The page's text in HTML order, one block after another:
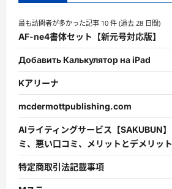
最も訪問者が多かった記事 10 件 (過去 28 日間)
AF-ne4書体セット【新元号対応版】
Добавить Калькулятор на iPad
Kアリーナ
mcdermottpublishing.com
AIライティングサービス【SAKUBUN
ミ、悪い口コミ、メリットとデメリッ
特定商取引法記載事項